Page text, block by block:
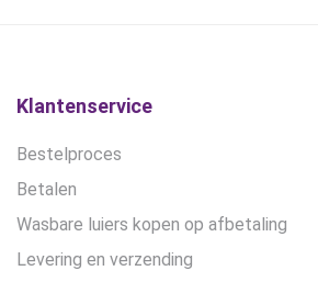
Klantenservice
Bestelproces
Betalen
Wasbare luiers kopen op afbetaling
Levering en verzending